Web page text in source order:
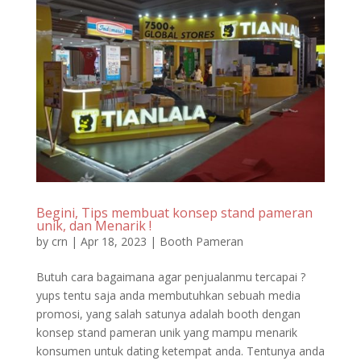
Begini, Tips membuat konsep stand pameran
unik, dan Menarik !
by crn | Apr 18, 2023 | Booth Pameran
Butuh cara bagaimana agar penjualanmu tercapai ?
yups tentu saja anda membutuhkan sebuah media
promosi, yang salah satunya adalah booth dengan
konsep stand pameran unik yang mampu menarik
konsumen untuk dating ketempat anda. Tentunya anda